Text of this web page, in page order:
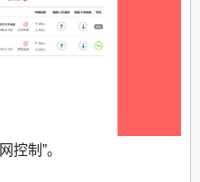
控制”。